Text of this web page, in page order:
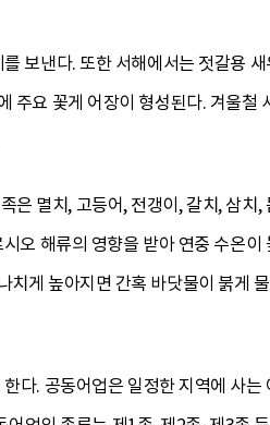
보낸다. 또한 서해에서는 젓갈용
주요 꽃게 어장이 형성된다. 겨울철
멸치, 고등어, 전갱이, 갈치, 삼치,
오 해류의 영향을 받아 연중 수온이
게 높아지면 간혹 바닷물이 붉게
다. 공동어업은 일정한 지역에 사는